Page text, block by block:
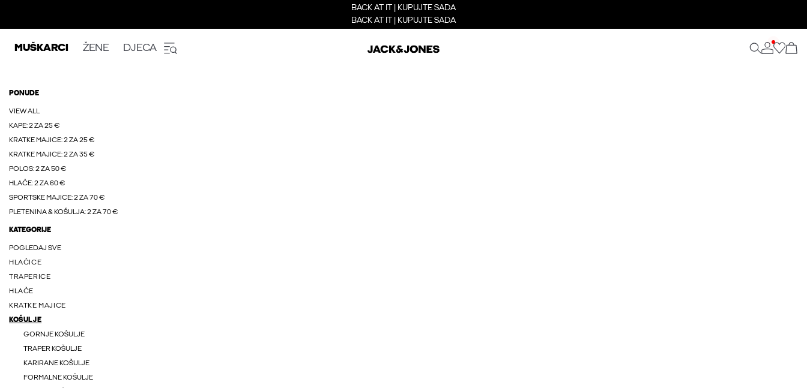
BACK AT IT | KUPUJTE SADA
BACK AT IT | KUPUJTE SADA
MUŠKARCI ŽENE DJECA
PONUDE
VIEW ALL
KAPE: 2 ZA 25 €
KRATKE MAJICE: 2 ZA 25 €
KRATKE MAJICE: 2 ZA 35 €
POLOS: 2 ZA 50 €
HLAČE: 2 ZA 60 €
SPORTSKE MAJICE: 2 ZA 70 €
PLETENINA & KOŠULJA: 2 ZA 70 €
KATEGORIJE
POGLEDAJ SVE
HLAČICE
TRAPERICE
HLAČE
KRATKE MAJICE
KOŠULJE
GORNJE KOŠULJE
TRAPER KOŠULJE
KARIRANE KOŠULJE
FORMALNE KOŠULJE